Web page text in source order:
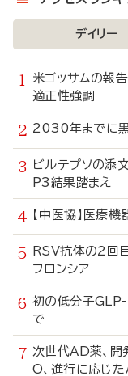
デイリー
米ゴッサムの報
適正性強調
2030年までに
ビルテプソの
P3結果踏まえ
【中医協】医療
RSV抗体の2回
フロンシア
初の低分子
で
次世代AD薬、
O、進行に応じた